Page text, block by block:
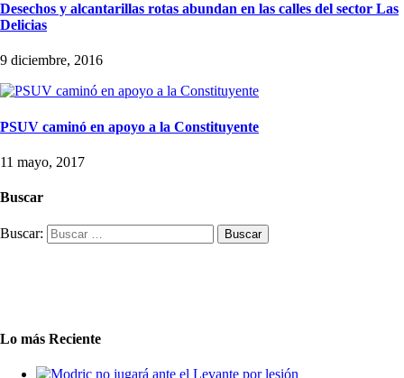
Desechos y alcantarillas rotas abundan en las calles del sector Las
Delicias
9 diciembre, 2016
PSUV caminó en apoyo a la Constituyente
11 mayo, 2017
Buscar
Buscar:
Lo más Reciente